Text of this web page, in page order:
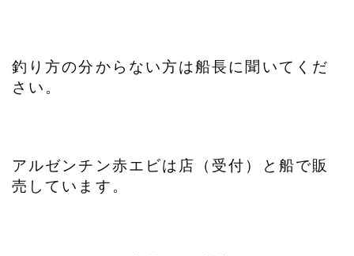
釣り方の分からない方は船長に聞いてくだ
さい。
アルゼンチン赤エビは店（受付）と船で販
売しています。